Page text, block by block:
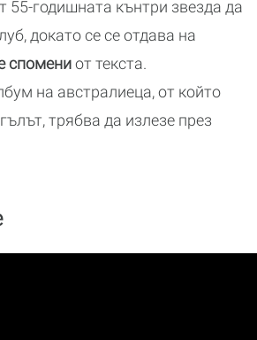
55-годишната кънтри звезда да
докато се се отдава на
спомениот текста.
на австралиеца, от който
трябва да излезе през